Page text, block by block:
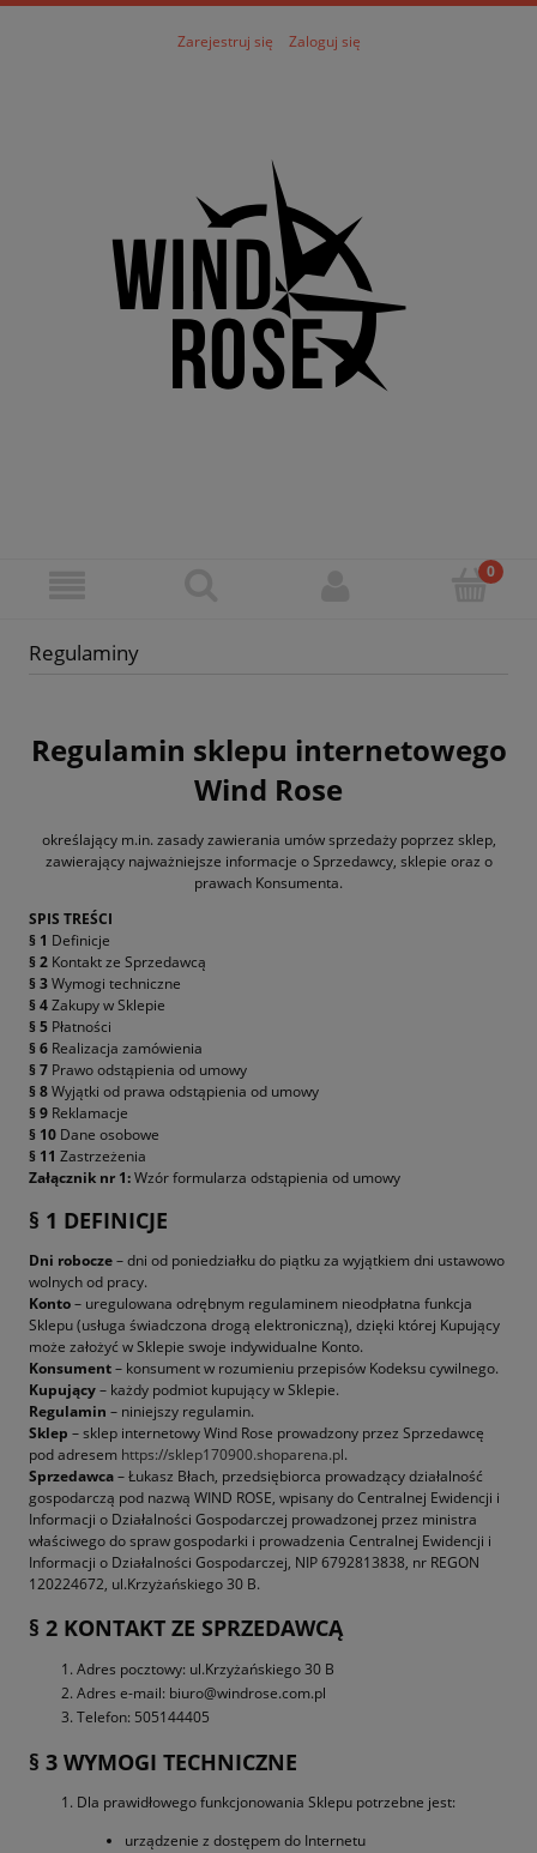
Zarejestruj się Zaloguj się
Regulaminy
Regulamin sklepu internetowego
Wind Rose
określający m.in. zasady zawierania umów sprzedaży poprzez sklep,
zawierający najważniejsze informacje o Sprzedawcy, sklepie oraz o
prawach Konsumenta.
SPIS TREŚCI
§ 1 Definicje
§ 2 Kontakt ze Sprzedawcą
§ 3Wymogi techniczne
§ 4Zakupy w Sklepie
§ 5 Płatności
§ 6 Realizacja zamówienia
§ 7 Prawo odstąpienia od umowy
§ 8Wyjątki od prawa odstąpienia od umowy
§ 9 Reklamacje
§ 10 Dane osobowe
§ 11 Zastrzeżenia
Załącznik nr 1:Wzór formularza odstąpienia od umowy
§ 1 DEFINICJE
Dni robocze– dni od poniedziałku do piątku za wyjątkiem dni ustawowo
wolnych od pracy.
Konto– uregulowana odrębnym regulaminem nieodpłatna funkcja
Sklepu (usługa świadczona drogą elektroniczną), dzięki której Kupujący
może założyć w Sklepie swoje indywidualne Konto.
Konsument– konsument w rozumieniu przepisów Kodeksu cywilnego.
Kupujący– każdy podmiot kupujący w Sklepie.
Regulamin – niniejszy regulamin.
Sklep – sklep internetowy Wind Rose prowadzony przez Sprzedawcę
pod adresem https://sklep170900.shoparena.pl.
Sprzedawca– Łukasz Błach, przedsiębiorca prowadzący działalność
gospodarczą pod nazwą WIND ROSE, wpisany do Centralnej Ewidencji i
Informacji o Działalności Gospodarczej prowadzonej przez ministra
właściwego do spraw gospodarki i prowadzenia Centralnej Ewidencji i
Informacji o Działalności Gospodarczej, NIP 6792813838, nr REGON
120224672, ul.Krzyżańskiego 30 B.
§ 2 KONTAKT ZE SPRZEDAWCĄ
Adres pocztowy: ul.Krzyżańskiego 30 B
Adres e-mail: biuro@windrose.com.pl
Telefon: 505144405
§ 3 WYMOGI TECHNICZNE
Dla prawidłowego funkcjonowania Sklepu potrzebne jest:
urządzenie z dostępem do Internetu